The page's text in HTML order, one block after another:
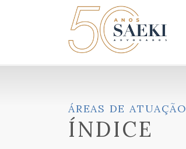
ÁREAS DE ATUAÇÃO
ÍNDICE